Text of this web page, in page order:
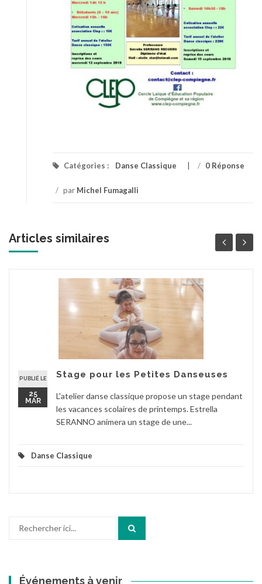
Catégories : Danse Classique / 0 Réponse
/ par Michel Fumagalli
Articles similaires
PUBLIÉ LE
25
MAR
Stage pour les Petites Danseuses
L'atelier danse classique propose un stage pendant
les vacances scolaires de printemps. Estrella
SERANNO animera un stage de une...
Danse Classique
Événements à venir